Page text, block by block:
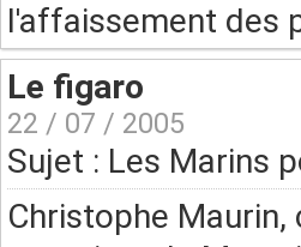
l'affaissement des
Le figaro
22 / 07 / 2005
Sujet : Les Marins
Christophe